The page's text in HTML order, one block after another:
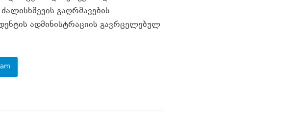
გაღრმავების
ადმინისტრაციის გავრცელებულ